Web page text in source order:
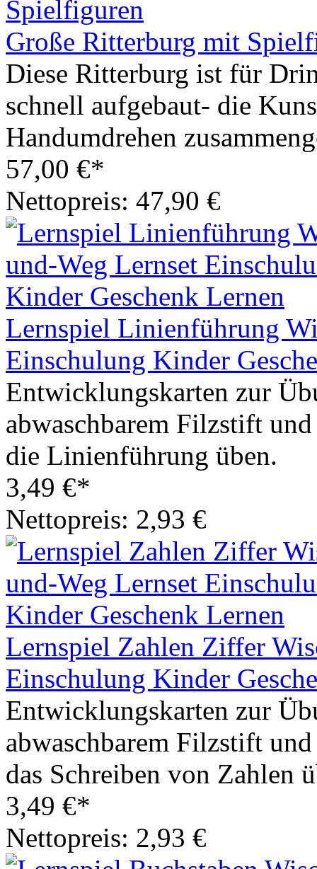
Große Ritterburg mit
Diese Ritterburg ist für
schnell aufgebaut- die
Handumdrehen
57,00 €*
Nettopreis: 47,90 €
Lernspiel Linienführung
Einschulung Kinder
Entwicklungskarten zur
abwaschbarem Filzstift
die Linienführung üben.
3,49 €*
Nettopreis: 2,93 €
Lernspiel Zahlen Ziffer
Einschulung Kinder
Entwicklungskarten zur
abwaschbarem Filzstift
das Schreiben von Zahlen
3,49 €*
Nettopreis: 2,93 €